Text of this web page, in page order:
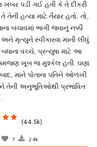
ખબર પડી ગઈ હતી કે તે દીકરી
હત્યા માટે તૈયાર હતો. તો,
બચાવમાં ભાગી જવાનું નક્કી
મૃત્યુને સ્વીકારવા માની લીધું
વચ્ચે, પ્રત્યુષા માટે આ
ખૂબ જ મુશ્કેલ હતી. ઘણા
માને પોતાના પતિને ઓળખી
તેની અનુભૂતિઓથી પ્રભાવિત
(44.5k)
7 2.4k